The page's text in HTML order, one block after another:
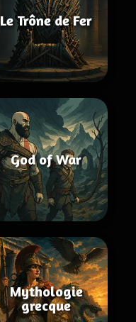
Le Trône de Fer
God of War
Mythologie
grecque